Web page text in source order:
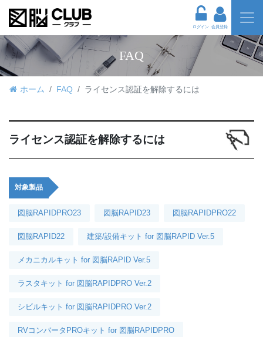
ログイン 会員登録
FAQ
ホーム FAQ ライセンス認証を解除するには
ライセンス認証を解除するには
対象製品
図脳RAPIDPRO23 図脳RAPID23 図脳RAPIDPRO22
図脳RAPID22 建築/設備キット for 図脳RAPID Ver.5
メカニカルキット for 図脳RAPID Ver.5
ラスタキット for 図脳RAPIDPRO Ver.2
シビルキット for 図脳RAPIDPRO Ver.2
RVコンバータPROキット for 図脳RAPIDPRO